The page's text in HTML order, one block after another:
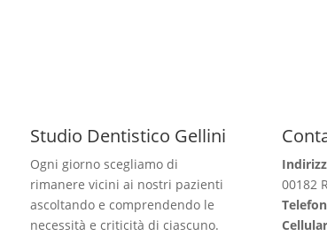
Studio Dentistico Gellini
Ogni giorno scegliamo di
rimanere vicini ai nostri pazienti
ascoltando e comprendendo le
necessità e criticità di ciascuno.
00182